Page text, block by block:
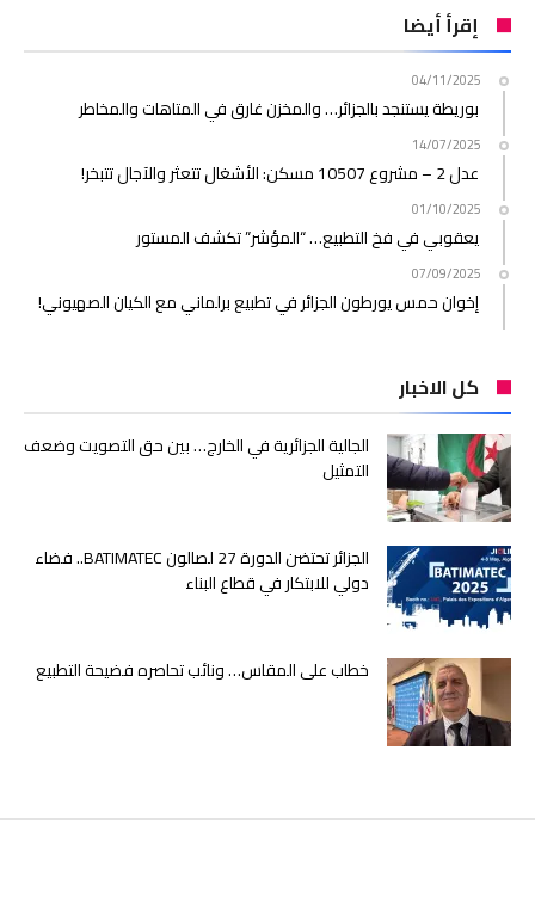
إقرأ أيضا
04/11/2025
بوريطة يستنجد بالجزائر… والمخزن غارق في المتاهات والمخاطر
14/07/2025
عدل 2 – مشروع 10507 مسكن: الأشغال تتعثر والآجال تتبخر!
01/10/2025
يعقوبي في فخ التطبيع… “المؤشر” تكشف المستور
07/09/2025
إخوان حمس يورطون الجزائر في تطبيع برلماني مع الكيان الصهيوني!
كل الاخبار
الجالية الجزائرية في الخارج… بين حق التصويت وضعف
التمثيل
الجزائر تحتضن الدورة 27 لصالون BATIMATEC.. فضاء
دولي للابتكار في قطاع البناء
خطاب على المقاس… ونائب تحاصره فضيحة التطبيع